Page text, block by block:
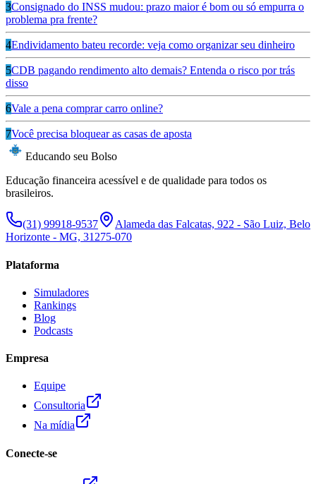
3Consignado do INSS mudou: prazo maior é bom ou só empurra o
problema pra frente?
4Endividamento bateu recorde: veja como organizar seu dinheiro
5CDB pagando rendimento alto demais? Entenda o risco por trás
disso
6Vale a pena comprar carro online?
7Você precisa bloquear as casas de aposta
Educando seu Bolso
Educação financeira acessível e de qualidade para todos os
brasileiros.
(31) 99918-9537
Alameda das Falcatas, 922 - São Luiz, Belo
Horizonte - MG, 31275-070
Plataforma
Simuladores
Rankings
Blog
Podcasts
Empresa
Equipe
Consultoria
Na mídia
Conecte-se